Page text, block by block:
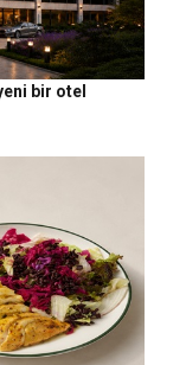
bir otel